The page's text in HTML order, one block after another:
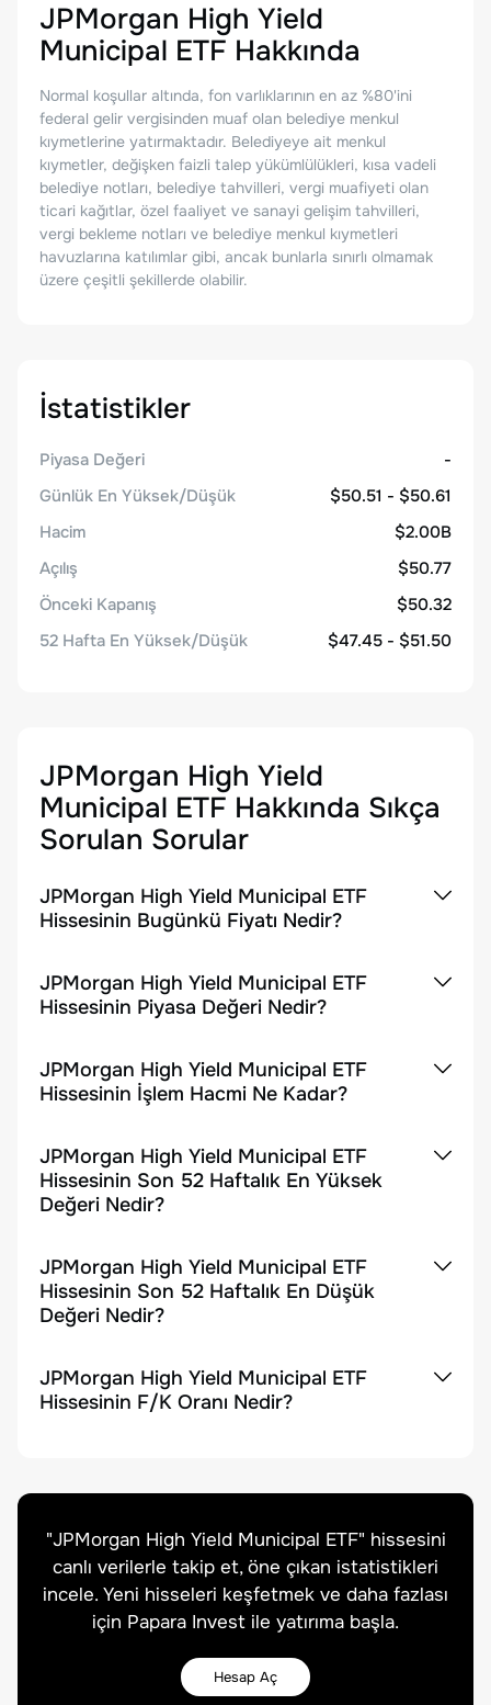
JPMorgan High Yield
Municipal ETF Hakkında
Normal koşullar altında, fon varlıklarının en az %80'ini
federal gelir vergisinden muaf olan belediye menkul
kıymetlerine yatırmaktadır. Belediyeye ait menkul
kıymetler, değişken faizli talep yükümlülükleri, kısa vadeli
belediye notları, belediye tahvilleri, vergi muafiyeti olan
ticari kağıtlar, özel faaliyet ve sanayi gelişim tahvilleri,
vergi bekleme notları ve belediye menkul kıymetleri
havuzlarına katılımlar gibi, ancak bunlarla sınırlı olmamak
üzere çeşitli şekillerde olabilir.
İstatistikler
Piyasa Değeri
-
Günlük En Yüksek/Düşük
$50.51 - $50.61
Hacim
$2.00B
Açılış
$50.77
Önceki Kapanış
$50.32
52 Hafta En Yüksek/Düşük
$47.45 - $51.50
JPMorgan High Yield
Municipal ETF Hakkında Sıkça
Sorulan Sorular
JPMorgan High Yield Municipal ETF
Hissesinin Bugünkü Fiyatı Nedir?
JPMorgan High Yield Municipal ETF
Hissesinin Piyasa Değeri Nedir?
JPMorgan High Yield Municipal ETF
Hissesinin İşlem Hacmi Ne Kadar?
JPMorgan High Yield Municipal ETF
Hissesinin Son 52 Haftalık En Yüksek
Değeri Nedir?
JPMorgan High Yield Municipal ETF
Hissesinin Son 52 Haftalık En Düşük
Değeri Nedir?
JPMorgan High Yield Municipal ETF
Hissesinin F/K Oranı Nedir?
"JPMorgan High Yield Municipal ETF" hissesini
canlı verilerle takip et, öne çıkan istatistikleri
incele. Yeni hisseleri keşfetmek ve daha fazlası
için Papara Invest ile yatırıma başla.
Hesap Aç